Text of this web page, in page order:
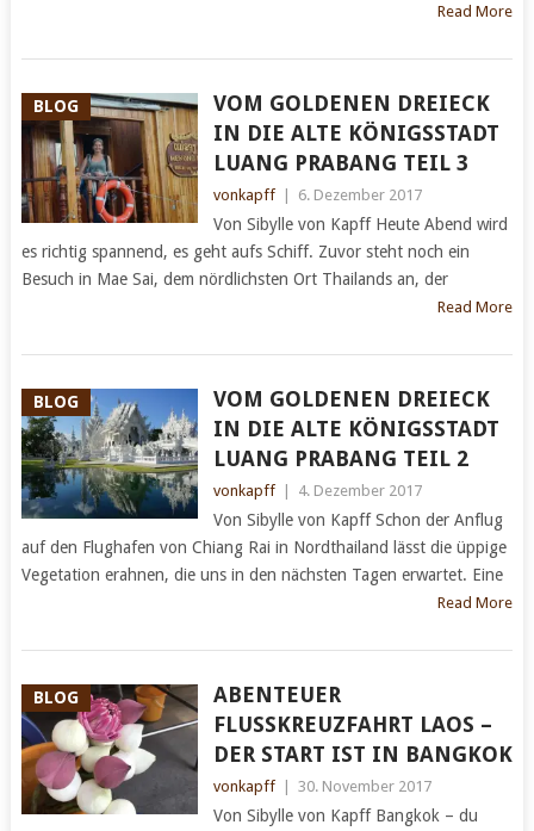
Read More
BLOG
VOM GOLDENEN DREIECK
IN DIE ALTE KÖNIGSSTADT
LUANG PRABANG TEIL 3
vonkapff 6. Dezember 2017
Von Sibylle von Kapff Heute Abend wird
es richtig spannend, es geht aufs Schiff. Zuvor steht noch ein
Besuch in Mae Sai, dem nördlichsten Ort Thailands an, der
Read More
BLOG
VOM GOLDENEN DREIECK
IN DIE ALTE KÖNIGSSTADT
LUANG PRABANG TEIL 2
vonkapff 4. Dezember 2017
Von Sibylle von Kapff Schon der Anflug
auf den Flughafen von Chiang Rai in Nordthailand lässt die üppige
Vegetation erahnen, die uns in den nächsten Tagen erwartet. Eine
Read More
BLOG
ABENTEUER
FLUSSKREUZFAHRT LAOS –
DER START IST IN BANGKOK
vonkapff 30. November 2017
Von Sibylle von Kapff Bangkok – du